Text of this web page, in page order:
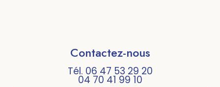
Contactez-nous
Tél. 06 47 53 29 20
04 70 41 99 10